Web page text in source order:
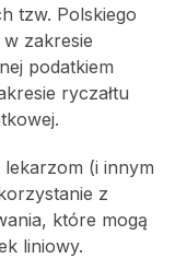
tzw. Polskiego
zakresie
podatkiem
ryczałtu
(i innym
z
które mogą
liniowy.